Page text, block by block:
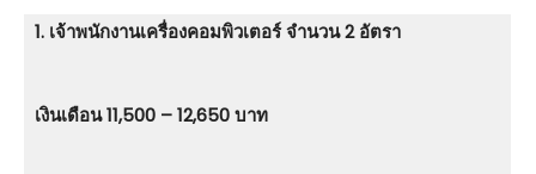
1. เจ้าพนักงานเครื่องคอมพิวเตอร์ จำนวน 2 อัตรา
เงินเดือน 11,500 – 12,650 บาท